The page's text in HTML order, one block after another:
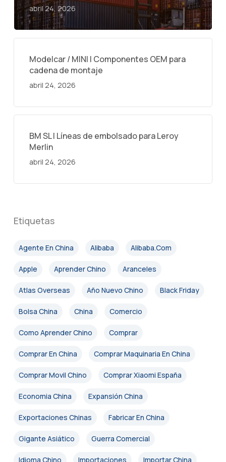
abril 24, 2026
Modelcar / MINI | Componentes OEM para
cadena de montaje
abril 24, 2026
BM SL | Líneas de embolsado para Leroy
Merlin
abril 24, 2026
Etiquetas
Agente En China Alibaba Alibaba.com
Apple Aprender Chino Aranceles
Atlas Overseas Año Nuevo Chino Black Friday
Bolsa China China Comercio
Como Aprender Chino Comprar
Comprar En China Comprar Maquinaria En China
Comprar Movil Chino Comprar Xiaomi España
Economia China Expansión China
Exportaciones Chinas Fabricar En China
Gigante Asiático Guerra Comercial
Idioma Chino Importaciones Importar China